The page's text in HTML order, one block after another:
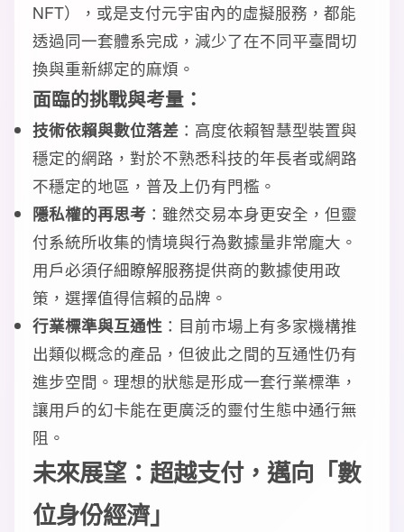
NFT），或是支付元宇宙內的虛擬服務，都能
透過同一套體系完成，減少了在不同平臺間切
換與重新綁定的麻煩。
面臨的挑戰與考量：
技術依賴與數位落差 ：高度依賴智慧型裝置與
穩定的網路，對於不熟悉科技的年長者或網路
不穩定的地區，普及上仍有門檻。
隱私權的再思考 ：雖然交易本身更安全，但靈
付系統所收集的情境與行為數據量非常龐大。
用戶必須仔細瞭解服務提供商的數據使用政
策，選擇值得信賴的品牌。
行業標準與互通性 ：目前市場上有多家機構推
出類似概念的產品，但彼此之間的互通性仍有
進步空間。理想的狀態是形成一套行業標準，
讓用戶的幻卡能在更廣泛的靈付生態中通行無
阻。
未來展望：超越支付，邁向「數
位身份經濟」